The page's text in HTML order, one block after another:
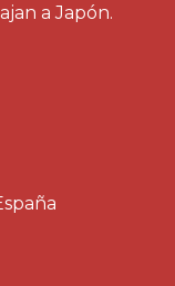
a Japón.